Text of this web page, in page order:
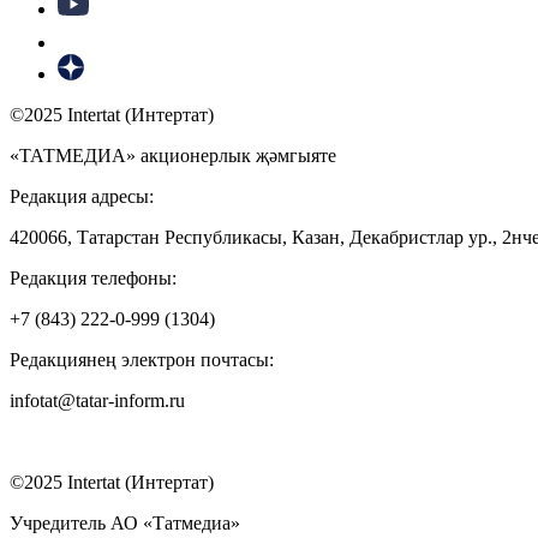
©2025 Intertat (Интертат)
«ТАТМЕДИА» акционерлык җәмгыяте
Редакция адресы:
420066, Татарстан Республикасы, Казан, Декабристлар ур.,
Редакция телефоны:
+7 (843) 222-0-999 (1304)
Редакциянең электрон почтасы:
infotat@tatar-inform.ru
©2025 Intertat (Интертат)
Учредитель АО «Татмедиа»